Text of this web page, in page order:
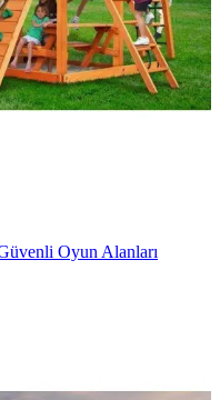
Oyun Alanları